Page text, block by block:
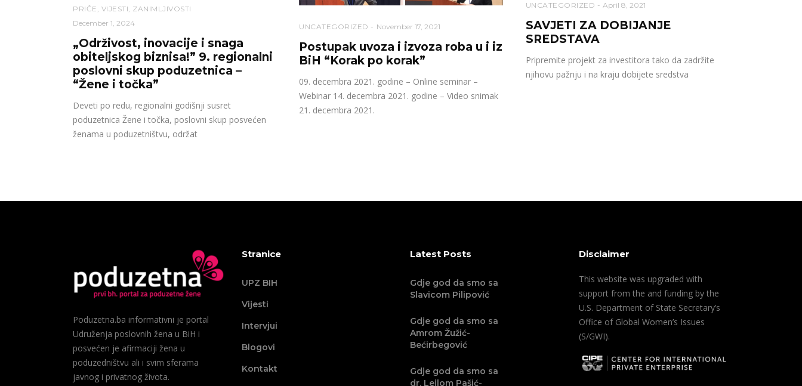
PRIČE VIJESTI ZANIMLJIVOSTI
December 1, 2024
„Održivost, inovacije i snaga
obiteljskog biznisa!” 9. regionalni
poslovni skup poduzetnica –
“Žene i točka”
Deveti po redu, regionalni godišnji susret
poduzetnica Žene i točka, poslovni skup posvećen
ženama u poduzetništvu, održat
UNCATEGORIZED November 17, 2021
Postupak uvoza i izvoza roba u i iz
BiH “Korak po korak”
09. decembra 2021. godine – Online seminar –
Webinar 14. decembra 2021. godine – Video snimak
21. decembra 2021.
UNCATEGORIZED April 8, 2021
SAVJETI ZA DOBIJANJE
SREDSTAVA
Pripremite projekt za investitora tako da zadržite
njihovu pažnju i na kraju dobijete sredstva
Poduzetna.ba informativni je portal
Udruženja poslovnih žena u BiH i
posvećen je afirmaciji žena u
poduzedništvu ali i svim sferama
javnog i privatnog života.
Stranice
UPZ BIH
Vijesti
Intervjui
Blogovi
Kontakt
Latest Posts
Gdje god da smo sa
Slavicom Pilipović
Gdje god da smo sa
Amrom Žužić-
Bećirbegović
Gdje god da smo sa
dr. Lejlom Pašić-
Disclaimer
This website was upgraded with
support from the and funding by the
U.S. Department of State Secretary’s
Office of Global Women’s Issues
(S/GWI).